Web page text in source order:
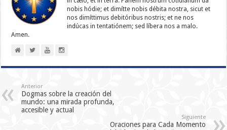
nobis hódie; et dimítte nobis débita nostra, sicut et
nos dimíttimus debitóribus nostris; et ne nos
indúcas in ten­ta­tiónem; sed líbera nos a malo.
Amen.
Anterior
Dogmas sobre la creación del
mundo: una mirada profunda,
accesible y actual
Siguiente
Oraciones para Cada Momento